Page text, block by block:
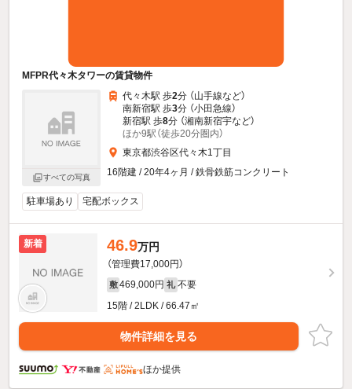
MFPR代々木タワーの賃貸物件
すべての写真
代々木駅 歩2分 （山手線など）
南新宿駅 歩3分 （小田急線）
新宿駅 歩8分 （湘南新宿宇など）
ほか9駅（徒歩20分圏内）
東京都渋谷区代々木1丁目
16階建 / 20年4ヶ月 / 鉄骨鉄筋コンクリート
駐車場あり 宅配ボックス
新着 46.9万円
（管理費17,000円）
敷 469,000円 礼 不要
15階 / 2LDK / 66.47㎡
物件詳細を見る
ほか提供